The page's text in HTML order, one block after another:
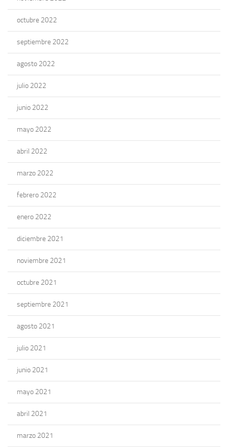
octubre 2022
septiembre 2022
agosto 2022
julio 2022
junio 2022
mayo 2022
abril 2022
marzo 2022
febrero 2022
enero 2022
diciembre 2021
noviembre 2021
octubre 2021
septiembre 2021
agosto 2021
julio 2021
junio 2021
mayo 2021
abril 2021
marzo 2021